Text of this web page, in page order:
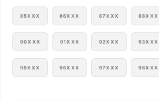
85XXX 86XXX 87XXX 88XXX
90XXX 91XXX 92XXX 93XXX
95XXX 96XXX 97XXX 98XXX